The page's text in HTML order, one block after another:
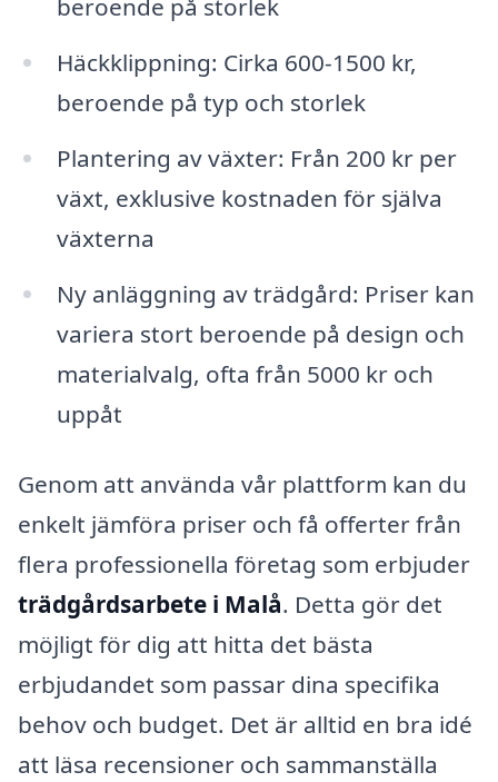
beroende på storlek
Häckklippning: Cirka 600-1500 kr,
beroende på typ och storlek
Plantering av växter: Från 200 kr per
växt, exklusive kostnaden för själva
växterna
Ny anläggning av trädgård: Priser kan
variera stort beroende på design och
materialvalg, ofta från 5000 kr och
uppåt
Genom att använda vår plattform kan du
enkelt jämföra priser och få offerter från
flera professionella företag som erbjuder
trädgårdsarbete i Malå. Detta gör det
möjligt för dig att hitta det bästa
erbjudandet som passar dina specifika
behov och budget. Det är alltid en bra idé
att läsa recensioner och sammanställa